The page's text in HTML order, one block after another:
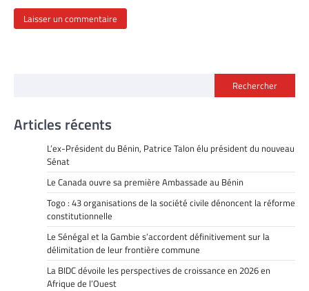
Rechercher
Articles récents
L’ex-Président du Bénin, Patrice Talon élu président du nouveau
Sénat
Le Canada ouvre sa première Ambassade au Bénin
Togo : 43 organisations de la société civile dénoncent la réforme
constitutionnelle
Le Sénégal et la Gambie s’accordent définitivement sur la
délimitation de leur frontière commune
La BIDC dévoile les perspectives de croissance en 2026 en
Afrique de l’Ouest